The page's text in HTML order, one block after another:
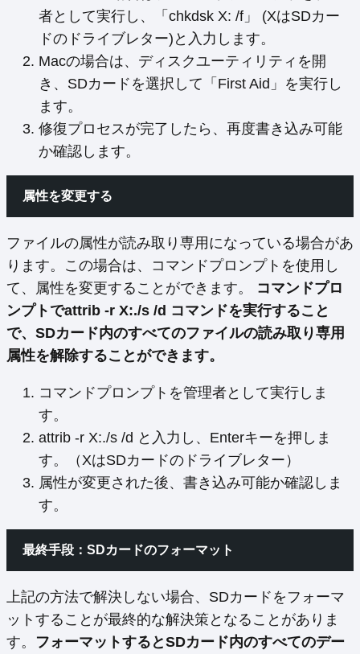
者として実行し、「chkdsk X: /f」 (XはSDカー
ドのドライブレター)と入力します。
Macの場合は、ディスクユーティリティを開
き、SDカードを選択して「First Aid」を実行し
ます。
修復プロセスが完了したら、再度書き込み可能
か確認します。
属性を変更する
ファイルの属性が読み取り専用になっている場合があ
ります。この場合は、コマンドプロンプトを使用し
て、属性を変更することができます。 コマンドプロ
ンプトでattrib -r X:./s /d コマンドを実行すること
で、SDカード内のすべてのファイルの読み取り専用
属性を解除することができます。
コマンドプロンプトを管理者として実行しま
す。
attrib -r X:./s /d と入力し、Enterキーを押しま
す。（XはSDカードのドライブレター）
属性が変更された後、書き込み可能か確認しま
す。
最終手段：SDカードのフォーマット
上記の方法で解決しない場合、SDカードをフォーマ
ットすることが最終的な解決策となることがありま
す。 フォーマットするとSDカード内のすべてのデー